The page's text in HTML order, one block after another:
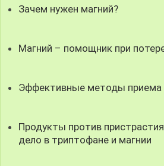
Зачем нужен магний?
Магний – помощник при
Эффективные методы приема
Продукты против
дело в триптофане и магнии